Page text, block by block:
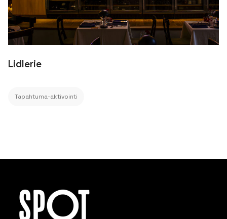
Lidlerie
Tapahtuma-aktivointi